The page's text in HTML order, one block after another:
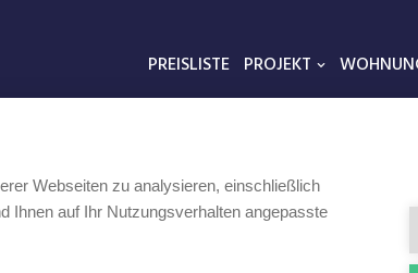
PREISLISTE PROJEKT
Webseiten zu analysieren, einschließlich
Ihnen auf Ihr Nutzungsverhalten angepasste